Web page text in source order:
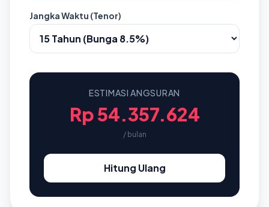
Jangka Waktu (Tenor)
ESTIMASI ANGSURAN
Rp 54.357.624
/ bulan
Hitung Ulang